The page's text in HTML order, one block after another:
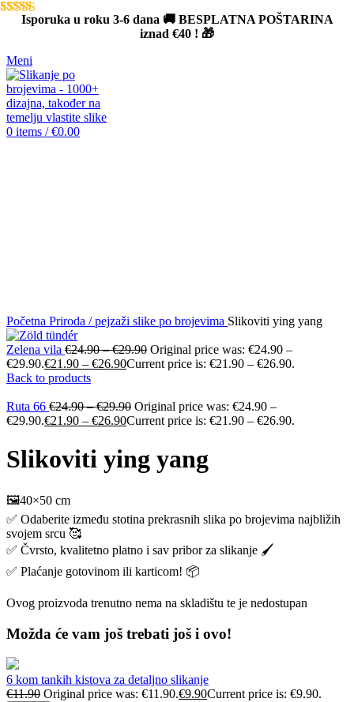
Isporuka u roku 3-6 dana 🚚 BESPLATNA POŠTARINA
iznad €40 ! 🎁
Meni
0 items / €0.00
Početna Priroda / pejzaži slike po brojevima Slikoviti ying yang
Zelena vila €24.90–€29.90 Original price was: €24.90 –
€29.90.€21.90 – €26.90Current price is: €21.90 – €26.90.
Back to products
Ruta 66 €24.90–€29.90 Original price was: €24.90 –
€29.90.€21.90 – €26.90Current price is: €21.90 – €26.90.
Slikoviti ying yang
🖼️40×50 cm
✅ Odaberite između stotina prekrasnih slika po brojevima najbližih
svojem srcu 🥰
✅ Čvrsto, kvalitetno platno i sav pribor za slikanje 🖌️
✅ Plaćanje gotovinom ili karticom! 📦
Ovog proizvoda trenutno nema na skladištu te je nedostupan
Možda će vam još trebati još i ovo!
6 kom tankih kistova za detaljno slikanje
€11.90 Original price was: €11.90.€9.90Current price is: €9.90.